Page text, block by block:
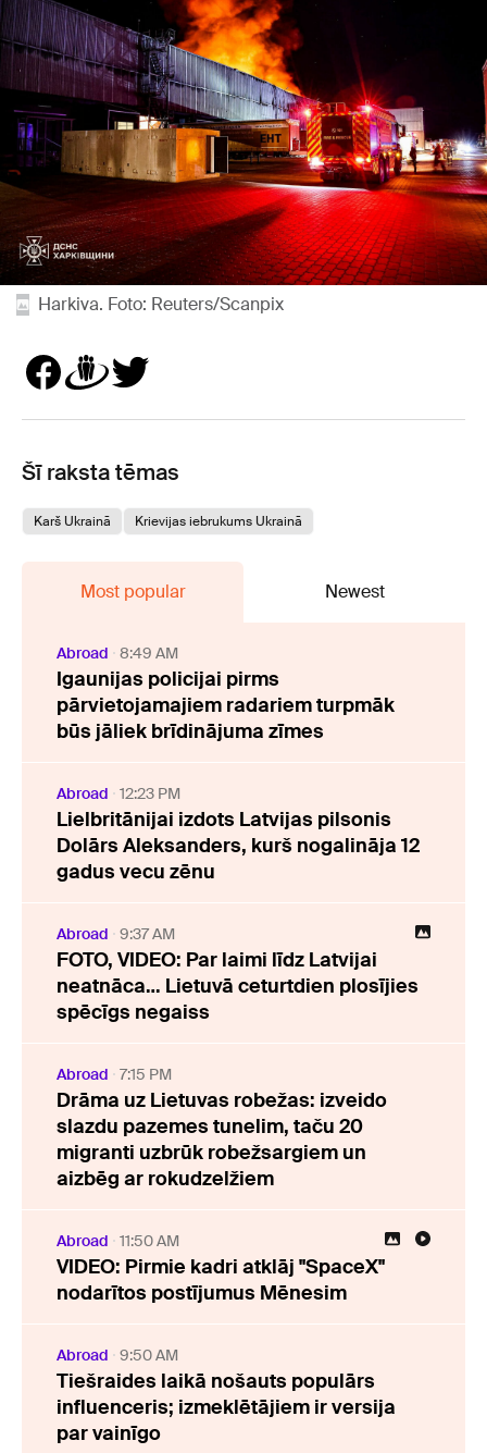
Harkiva. Foto: Reuters/Scanpix
Šī raksta tēmas
Karš Ukrainā Krievijas iebrukums Ukrainā
Most popular Newest
Abroad 8:49 AM
Igaunijas policijai pirms
pārvietojamajiem radariem turpmāk
būs jāliek brīdinājuma zīmes
Abroad 12:23 PM
Lielbritānijai izdots Latvijas pilsonis
Dolārs Aleksanders, kurš nogalināja 12
gadus vecu zēnu
Abroad 9:37 AM
FOTO, VIDEO: Par laimi līdz Latvijai
neatnāca… Lietuvā ceturtdien plosījies
spēcīgs negaiss
Abroad 7:15 PM
Drāma uz Lietuvas robežas: izveido
slazdu pazemes tunelim, taču 20
migranti uzbrūk robežsargiem un
aizbēg ar rokudzelžiem
Abroad 11:50 AM
VIDEO: Pirmie kadri atklāj "SpaceX"
nodarītos postījumus Mēnesim
Abroad 9:50 AM
Tiešraides laikā nošauts populārs
influenceris; izmeklētājiem ir versija
par vainīgo